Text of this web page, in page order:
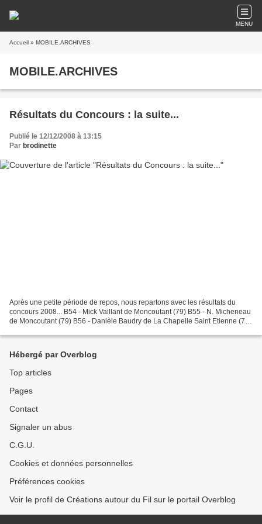
MENU
Accueil » MOBILE.ARCHIVES
MOBILE.ARCHIVES
Résultats du Concours : la suite...
Publié le 12/12/2008 à 13:15
Par brodinette
Après une petite période de repos, nous repartons avec les résultats du
concours 2008... B54 - Mick Vaillant de Moncoutant (79) B55 - N. Micheneau
de Moncoutant (79) B56 - Danièle Baudry de La Chapelle Saint Etienne (79)
Hébergé par Overblog
Top articles
Pages
Contact
Signaler un abus
C.G.U.
Cookies et données personnelles
Préférences cookies
Voir le profil de Créations autour du Fil sur le portail Overblog